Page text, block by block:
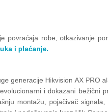
povraćaja robe, otkazivanje
i plaćanje.
generacije Hikvision AX
i dokazani bežični
montažu, pojačivač